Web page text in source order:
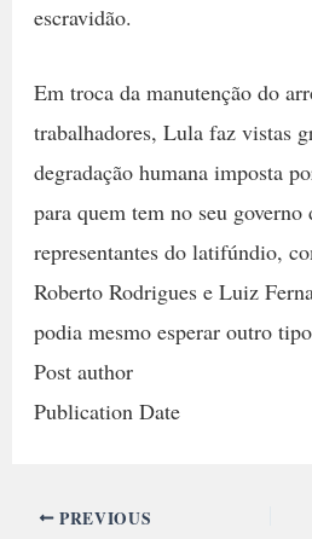
escravidão.
Em troca da manutenção do
trabalhadores, Lula faz vistas
degradação humana imposta
para quem tem no seu governo
representantes do latifúndio,
Roberto Rodrigues e Luiz
podia mesmo esperar outro
Post author
Publication Date
PREVIOUS